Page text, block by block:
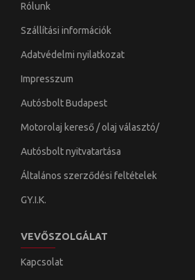
Rólunk
Szállítási információk
Adatvédelmi nyilatkozat
Impresszum
Autósbolt Budapest
Motorolaj kereső / olaj választó/
Autósbolt nyitvatartása
Általános szerződési feltételek
GY.I.K.
VEVŐSZOLGÁLAT
Kapcsolat